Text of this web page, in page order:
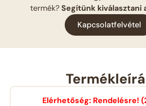
termék?Segítünk kiválasztani
Kapcsolatfelvétel
Elérhetőség: Rendelésre!